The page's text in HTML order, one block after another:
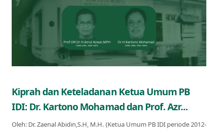
Kiprah dan Keteladanan Ketua Umum PB
IDI: Dr. Kartono Mohamad dan Prof. Azr...
Oleh: Dr. Zaenal Abidin,S.H, M.H. (Ketua Umum PB IDI periode 2012-